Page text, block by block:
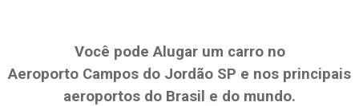
Você pode Alugar um carro no
Aeroporto Campos do Jordão SP e nos principais
aeroportos do Brasil e do mundo.